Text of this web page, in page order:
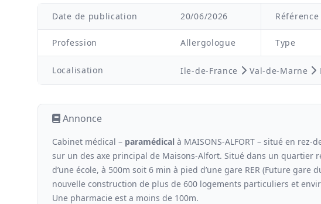
Date de publication 20/06/2026 Référence
Profession Allergologue Type
Localisation Ile-de-France Val-de-Marne
Annonce
Cabinet médical – paramédical à MAISONS-ALFORT – situé en
sur un des axe principal de Maisons-Alfort. Situé dans un quartier
d’une école, à 500m soit 6 min à pied d’une gare RER (Future gare
nouvelle construction de plus de 600 logements particuliers et
Une pharmacie est a moins de 100m.